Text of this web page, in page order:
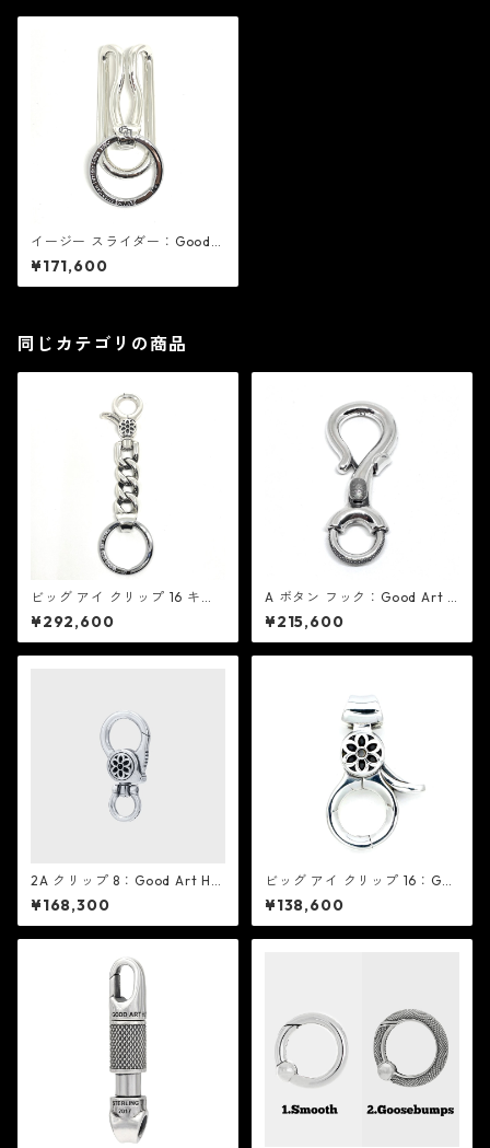
イージー スライダー：Good A
rt HLYWD グッド アート ハリ
ウッド
¥171,600
同じカテゴリの商品
ビッグ アイ クリップ 16 キー
チェーン：Good Art HLYWD
グッド アート ハリウッド
¥292,600
A ボタン フック：Good Art H
LYWD グッド アート ハリウッ
ド
¥215,600
2A クリップ 8：Good Art HL
YWD グッド アート ハリウッ
ド
¥168,300
ビッグ アイ クリップ 16：Goo
d Art HLYWD グッド アート
ハリウッド
¥138,600